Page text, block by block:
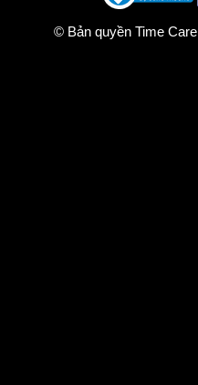
© Bản quyền Time Care